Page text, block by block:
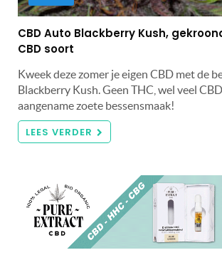
CBD Auto Blackberry Kush,
CBD soort
Kweek deze zomer je eigen CBD met de
Blackberry Kush. Geen THC, wel veel
aangename zoete bessensmaak!
LEES VERDER